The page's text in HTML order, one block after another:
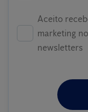
Aceito
marketing
newsletters